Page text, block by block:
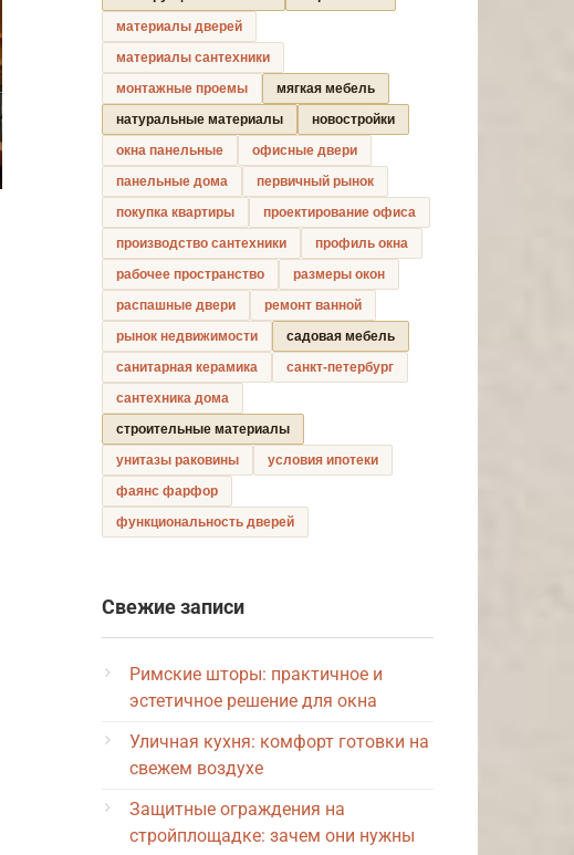
материалы дверей
материалы сантехники
монтажные проемы
мягкая мебель
натуральные материалы
новостройки
окна панельные
офисные двери
панельные дома
первичный рынок
покупка квартиры
проектирование офиса
производство сантехники
профиль окна
рабочее пространство
размеры окон
распашные двери
ремонт ванной
рынок недвижимости
садовая мебель
санитарная керамика
санкт-петербург
сантехника дома
строительные материалы
унитазы раковины
условия ипотеки
фаянс фарфор
функциональность дверей
Свежие записи
Римские шторы: практичное и
эстетичное решение для окна
Уличная кухня: комфорт готовки на
свежем воздухе
Защитные ограждения на
стройплощадке: зачем они нужны